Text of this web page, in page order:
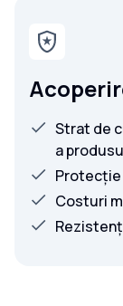
Strat de
a
Costuri